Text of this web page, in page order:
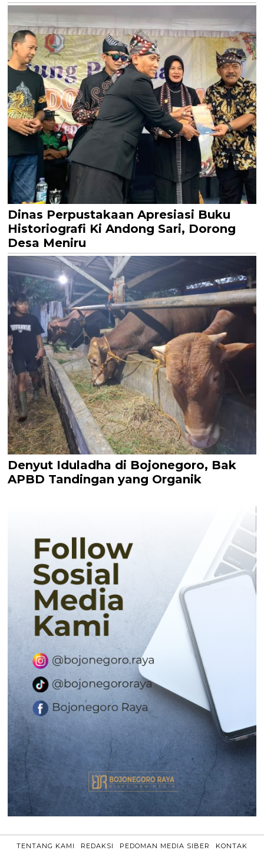
Dinas Perpustakaan Apresiasi Buku
Historiografi Ki Andong Sari, Dorong
Desa Meniru
Denyut Iduladha di Bojonegoro, Bak
APBD Tandingan yang Organik
TENTANG KAMI REDAKSI PEDOMAN MEDIA SIBER KONTAK